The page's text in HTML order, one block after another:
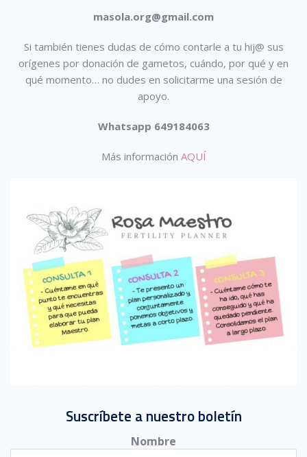
masola.org@gmail.com
Si también tienes dudas de cómo contarle a tu hij@ sus
orígenes por donación de gametos, cuándo, por qué y en
qué momento… no dudes en solicitarme una sesión de
apoyo.
Whatsapp 649184063
Más información AQUÍ
Suscríbete a nuestro boletín
Nombre